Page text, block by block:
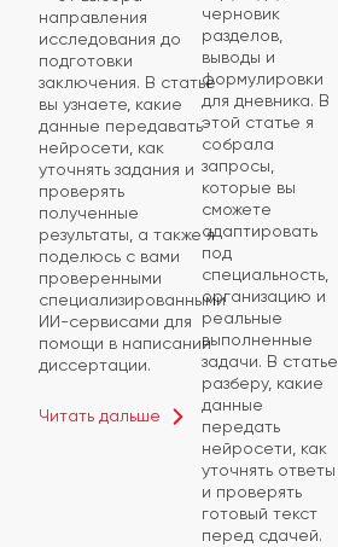
направления
исследования до
подготовки
заключения. В статье
вы узнаете, какие
данные передавать
нейросети, как
уточнять задания и
проверять
полученные
результаты, а также я
поделюсь с вами
проверенными
специализированными
ИИ-сервисами для
помощи в написании
диссертации.
Читать дальше
черновик
разделов,
выводы и
формулировки
для дневника. В
этой статье я
собрала
запросы,
которые вы
сможете
адаптировать
под
специальность,
организацию и
реальные
выполненные
задачи. В статье
разберу, какие
данные
передать
нейросети, как
уточнять ответы
и проверять
готовый текст
перед сдачей.